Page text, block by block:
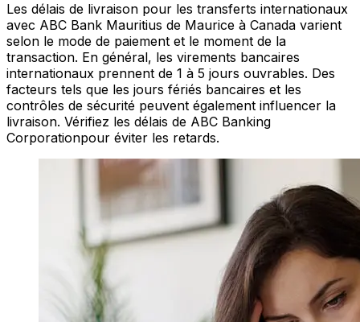
Les délais de livraison pour les transferts internationaux
avec ABC Bank Mauritius de Maurice à Canada varient
selon le mode de paiement et le moment de la
transaction. En général, les virements bancaires
internationaux prennent de 1 à 5 jours ouvrables. Des
facteurs tels que les jours fériés bancaires et les
contrôles de sécurité peuvent également influencer la
livraison. Vérifiez les délais de ABC Banking
Corporationpour éviter les retards.